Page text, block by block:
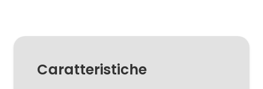
Caratteristiche